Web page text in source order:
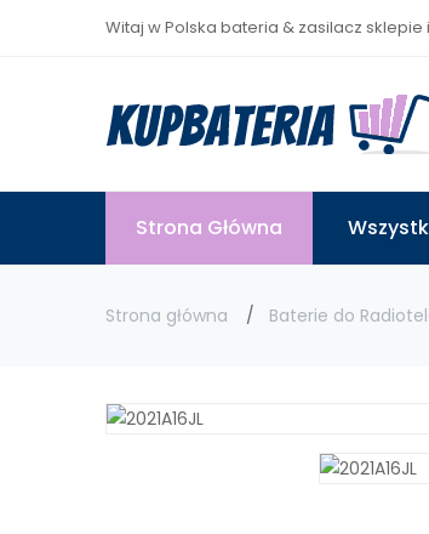
Witaj w Polska bateria & zasilacz
Strona Główna
Strona główna Baterie do